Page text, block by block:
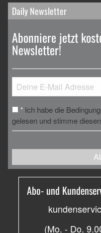
Daily Newsletter
Abonniere jetzt
Newsletter!
* Ich habe die
gelesen und stimme
Abo- und
(Mo. - Do.